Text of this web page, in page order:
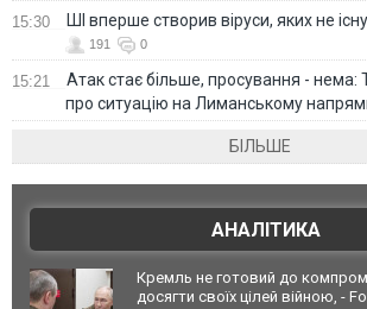
15:30 ШІ вперше створив віруси, яких не
191 0
15:21
Атак стає більше, просування - нема:
про ситуацію на Лиманському
БІЛЬШЕ
АНАЛІТИКА
Кремль не готовий до
досягти своїх цілей війною, -